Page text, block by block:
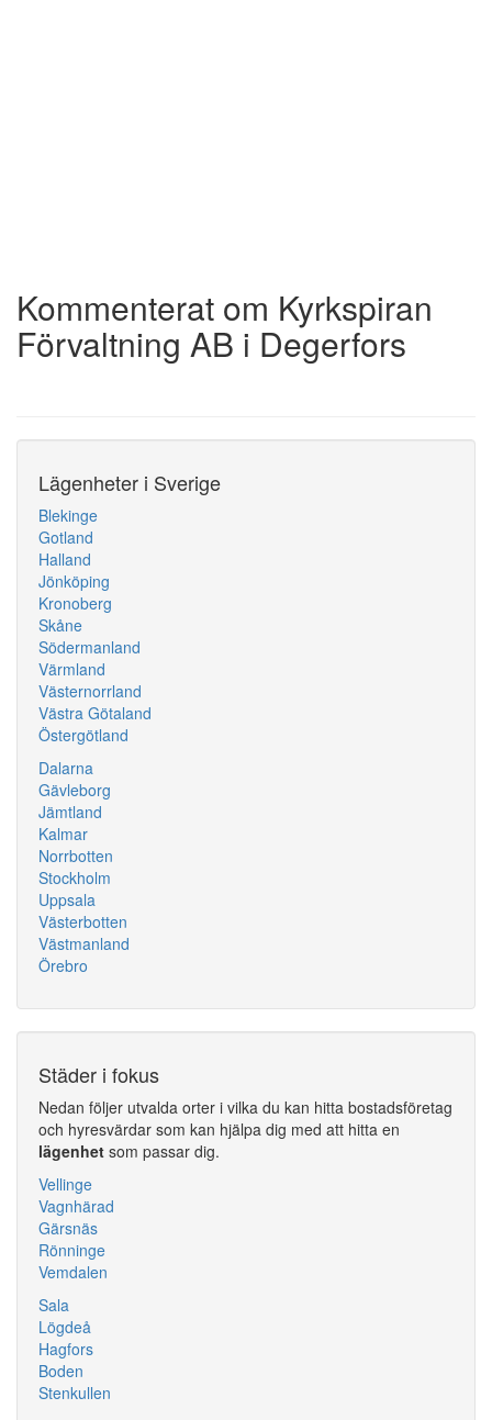
Kommenterat om Kyrkspiran
Förvaltning AB i Degerfors
Lägenheter i Sverige
Blekinge
Gotland
Halland
Jönköping
Kronoberg
Skåne
Södermanland
Värmland
Västernorrland
Västra Götaland
Östergötland
Dalarna
Gävleborg
Jämtland
Kalmar
Norrbotten
Stockholm
Uppsala
Västerbotten
Västmanland
Örebro
Städer i fokus
Nedan följer utvalda orter i vilka du kan hitta bostadsföretag
och hyresvärdar som kan hjälpa dig med att hitta en
lägenhet som passar dig.
Vellinge
Vagnhärad
Gärsnäs
Rönninge
Vemdalen
Sala
Lögdeå
Hagfors
Boden
Stenkullen